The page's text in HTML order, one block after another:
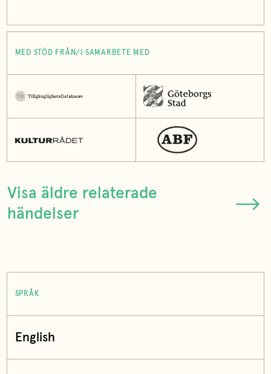
MED STÖD FRÅN/I SAMARBETE MED
Visa äldre relaterade
händelser
SPRÅK
English